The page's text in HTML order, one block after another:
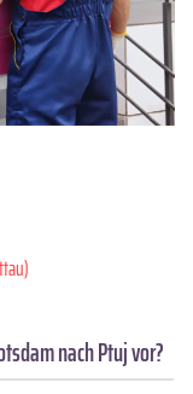
nach Ptuj vor?